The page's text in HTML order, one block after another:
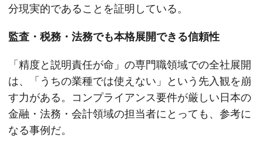
分現実的であることを証明している。
監査・税務・法務でも本格展開できる信頼性
「精度と説明責任が命」の専門職領域での全社展開
は、「うちの業種では使えない」という先入観を崩
す力がある。コンプライアンス要件が厳しい日本の
金融・法務・会計領域の担当者にとっても、参考に
なる事例だ。